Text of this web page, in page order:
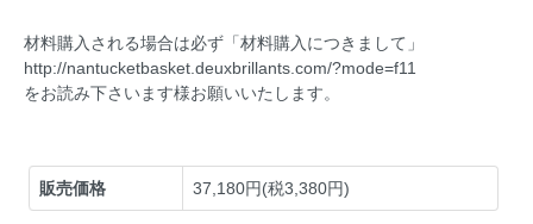
材料購入される場合は必ず「材料購入につきまして」
http://nantucketbasket.deuxbrillants.com/?mode=f11
をお読み下さいます様お願いいたします。
販売価格 37,180円(税3,380円)